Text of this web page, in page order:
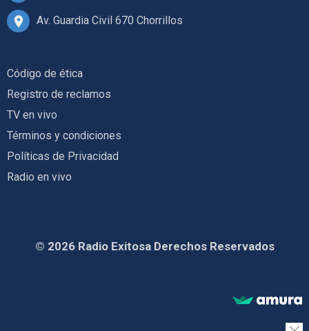
Av. Guardia Civil 670 Chorrillos
Código de ética
Registro de reclamos
TV en vivo
Términos y condiciones
Políticas de Privacidad
Radio en vivo
© 2026 Radio Exitosa Derechos Reservados